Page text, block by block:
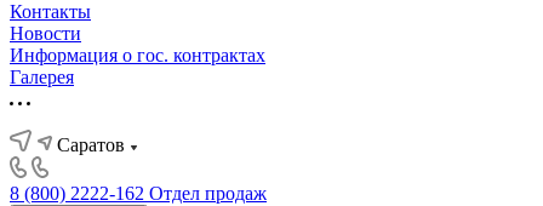
Контакты
Новости
Информация о гос. контрактах
Галерея
Саратов
8 (800) 2222-162 Отдел продаж